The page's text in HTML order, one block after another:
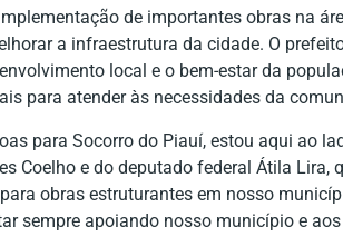
de importantes obras na
a infraestrutura da cidade. O
local e o bem-estar da
para atender às necessidades da
para Socorro do Piauí, estou aqui ao
Coelho e do deputado federal Átila Lira,
obras estruturantes em nosso
sempre apoiando nosso município e